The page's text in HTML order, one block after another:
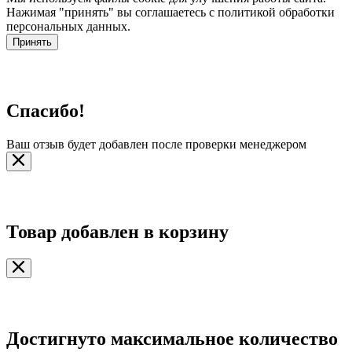
Нажимая "принять" вы соглашаетесь с политикой обработки
персональных данных.
Принять
Спасибо!
Ваш отзыв будет добавлен после проверки менеджером
Товар добавлен в корзину
Достигнуто максимальное количество